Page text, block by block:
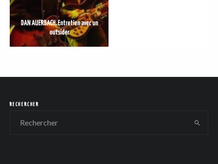
DAN AUERBACH. Entretien avec un
outsider
RECHERCHER